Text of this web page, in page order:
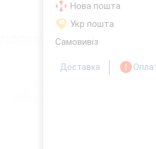
Нова пошта
Укр пошта
Самовивіз
Доставка